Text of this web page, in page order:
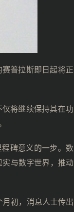
普拉斯即日起将正
将继续保持其在功
程碑意义的一步。数
与数字世界，推动
月初，消息人士传出